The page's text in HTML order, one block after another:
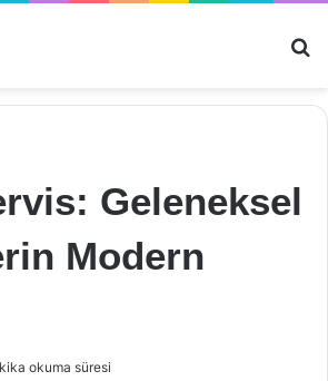
Geleneksel
Modern
okuma süresi